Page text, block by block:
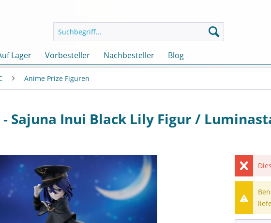
Lager Vorbesteller Nachbesteller Blog
Anime Prize Figuren
Sajuna Inui Black Lily Figur /